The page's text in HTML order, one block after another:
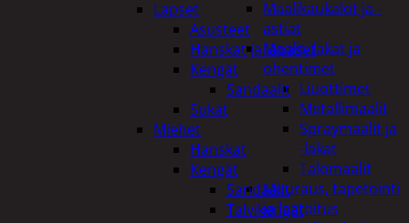
Maalikaukalot ja -
astiat
Maalit, lakat ja
ohentimet
Liuottimet
Metallimaalit
Spraymaalit ja
-lakat
Talomaalit
Muuraus, tapetointi
ja laatoitus
Lapset
Asusteet
Hanskat ja lapaset
Kengät
Sandaalit
Sukat
Miehet
Hanskat
Kengät
Sandaalit
Talvikengät